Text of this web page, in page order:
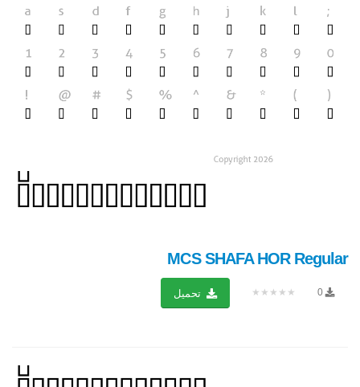
MCS SHAFA HOR Regular
0
★★★★★ تحميل